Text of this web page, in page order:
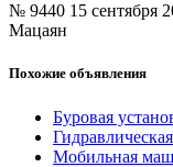
№ 9440 15 сентября
Мацаян
Похожие объявления
Буровая
Мобильная